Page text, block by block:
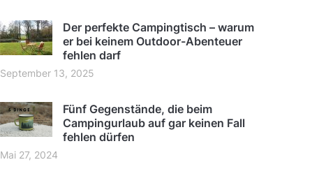
Der perfekte Campingtisch – warum
er bei keinem Outdoor-Abenteuer
fehlen darf
September 13, 2025
Fünf Gegenstände, die beim
Campingurlaub auf gar keinen Fall
fehlen dürfen
Mai 27, 2024